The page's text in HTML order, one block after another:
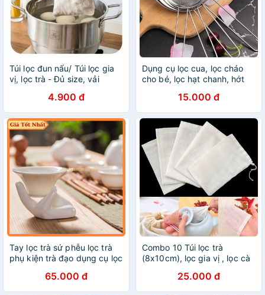
Túi lọc đun nấu/ Túi lọc gia
vị, lọc trà - Đủ size, vải
4.900 đ
Dụng cụ lọc cua, lọc cháo
cho bé, lọc hạt chanh, hớt
15.000 đ
Tay lọc trà sứ phễu lọc trà
phụ kiện trà đạo dụng cụ lọc
65.000 đ
Combo 10 Túi lọc trà
(8x10cm), lọc gia vị , lọc cà
25.000 đ